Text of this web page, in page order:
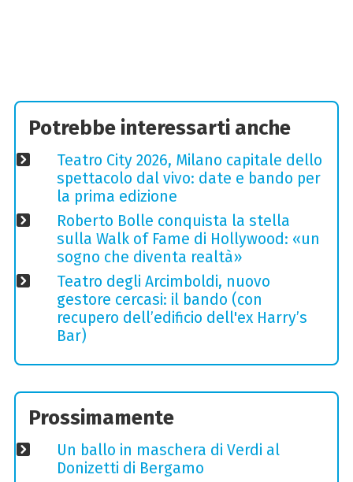
Potrebbe interessarti anche
Teatro City 2026, Milano capitale dello
spettacolo dal vivo: date e bando per
la prima edizione
Roberto Bolle conquista la stella
sulla Walk of Fame di Hollywood: «un
sogno che diventa realtà»
Teatro degli Arcimboldi, nuovo
gestore cercasi: il bando (con
recupero dell’edificio dell'ex Harry’s
Bar)
Prossimamente
Un ballo in maschera di Verdi al
Donizetti di Bergamo